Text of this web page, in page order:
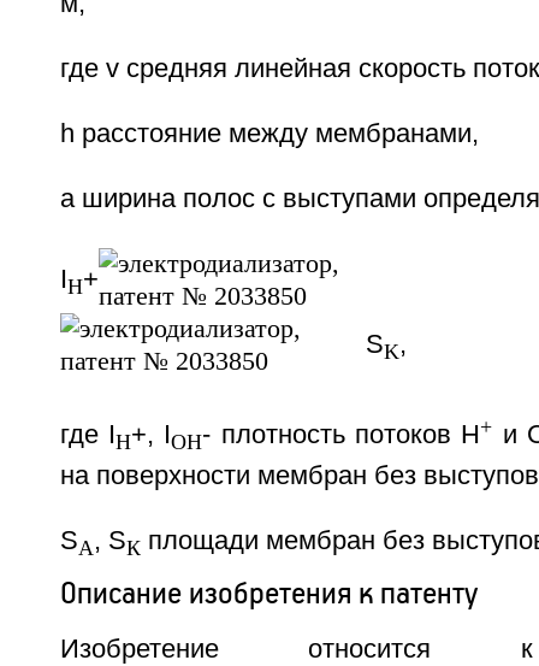
где v средняя линейная скорость
h расстояние между мембранами,
а ширина полос с выступами
IH+
SK,
где I H+, IOH- плотность потоков H+ и
на поверхности мембран без
SА, SКплощади мембран без
Описание изобретения к патенту
Изобретение относится к